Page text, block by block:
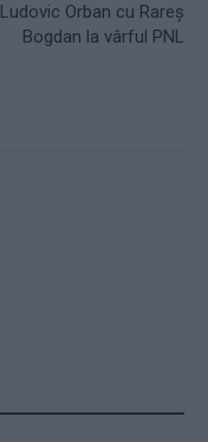
Ludovic Orban cu Rareş
Bogdan la vârful PNL